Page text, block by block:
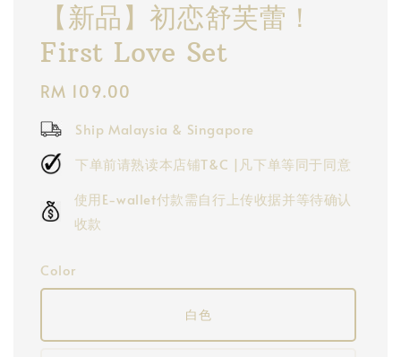
【新品】初恋舒芙蕾！
First Love Set
Regular
price
RM 109.00
Ship Malaysia & Singapore
下单前请熟读本店铺T&C |凡下单等同于同意
使用E-wallet付款需自行上传收据并等待确认
收款
Color
白色